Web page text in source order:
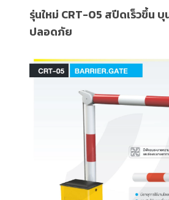
รุ่นใหม่ CRT-05 สปีดเร็วขึ้น บุ
ปลอดภัย